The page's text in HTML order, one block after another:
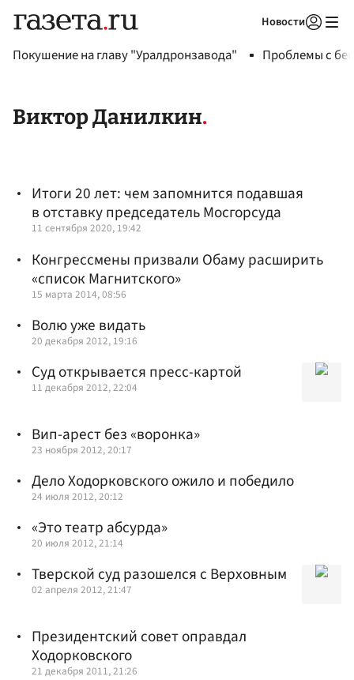
Новости
Покушение на главу "Уралдронзавода" Проблемы с
Виктор Данилкин
Итоги 20 лет: чем запомнится подавшая
в отставку председатель Мосгорсуда
11 сентября 2020, 19:42
Конгрессмены призвали Обаму расширить
«список Магнитского»
15 марта 2014, 08:56
Волю уже видать
20 декабря 2012, 19:16
Суд открывается пресс-картой
11 декабря 2012, 22:04
Вип-арест без «воронка»
23 ноября 2012, 20:17
Дело Ходорковского ожило и победило
24 июля 2012, 20:12
«Это театр абсурда»
20 июля 2012, 21:14
Тверской суд разошелся с Верховным
02 апреля 2012, 21:47
Президентский совет оправдал
Ходорковского
21 декабря 2011, 21:26